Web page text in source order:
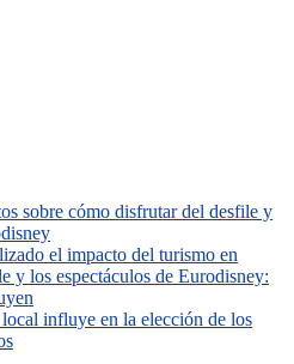
sobre cómo disfrutar del desfile y
el impacto del turismo en
y los espectáculos de Eurodisney:
influye en la elección de los